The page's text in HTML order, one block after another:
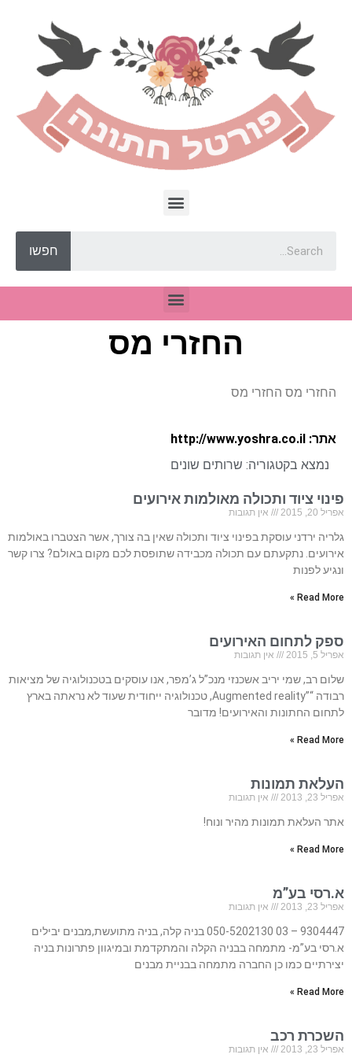
חפשו
החזרי מס
החזרי מס החזרי מס
אתר: http://www.yoshra.co.il
נמצא בקטגוריה: שרותים שונים
פינוי ציוד ותכולה מאולמות אירועים
אפריל 20, 2015 אין תגובות
גלריה ירדני עוסקת בפינוי ציוד ותכולה שאין בה צורך, אשר הצטברו באולמות
אירועים. נתקעתם עם תכולה מכבידה שתופסת לכם מקום באולם? צרו קשר
ונגיע לפנות
Read More »
ספק לתחום האירועים
אפריל 5, 2015 אין תגובות
שלום רב, שמי יריב אשכנזי מנכ”ל ג’מפר, אנו עוסקים בטכנולוגיה של מציאות
רבודה “”Augmented reality, טכנולוגיה ייחודית שעוד לא נראתה בארץ
לתחום החתונות והאירועים! מדובר
Read More »
העלאת תמונות
אפריל 23, 2013 אין תגובות
אתר העלאת תמונות מהיר ונוח!
Read More »
א.רסי בע”מ
אפריל 23, 2013 אין תגובות
9304447 – 03 050-5202130 בניה קלה, בניה מתועשת,מבנים יבילים
א.רסי בע”מ- מתמחה בבניה הקלה והמתקדמת ובמיגוון פתרונות בניה
יצירתיים כמו כן החברה מתמחה בבניית מבנים
Read More »
השכרת רכב
אפריל 23, 2013 אין תגובות